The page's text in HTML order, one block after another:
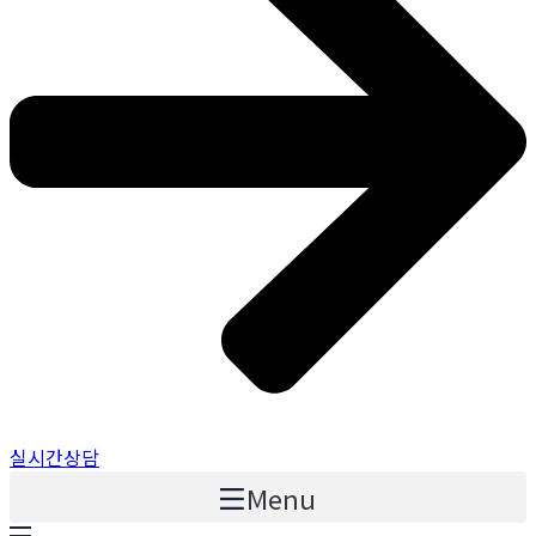
실시간상담
Menu